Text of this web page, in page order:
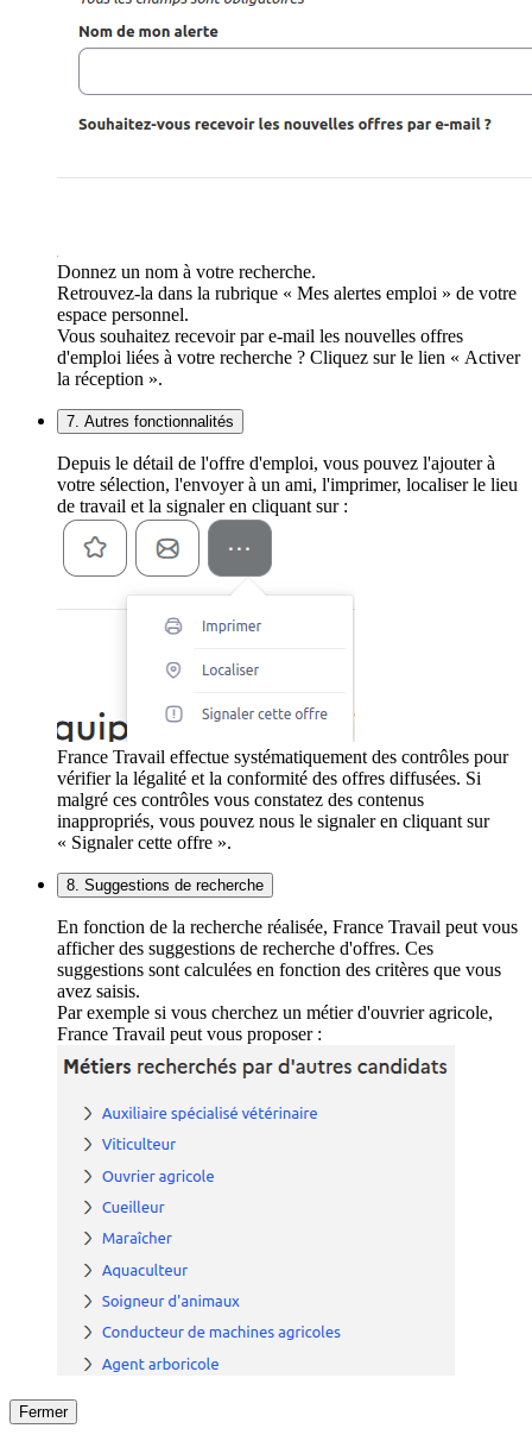
Donnez un nom à votre recherche.
Retrouvez-la dans la rubrique « Mes alertes emploi » de votre
espace personnel.
Vous souhaitez recevoir par e-mail les nouvelles offres
d'emploi liées à votre recherche ? Cliquez sur le lien « Activer
la réception ».
7. Autres fonctionnalités
Depuis le détail de l'offre d'emploi, vous pouvez l'ajouter à
votre sélection, l'envoyer à un ami, l'imprimer, localiser le lieu
de travail et la signaler en cliquant sur :
France Travail effectue systématiquement des contrôles pour
vérifier la légalité et la conformité des offres diffusées. Si
malgré ces contrôles vous constatez des contenus
inappropriés, vous pouvez nous le signaler en cliquant sur
« Signaler cette offre ».
8. Suggestions de recherche
En fonction de la recherche réalisée, France Travail peut vous
afficher des suggestions de recherche d'offres. Ces
suggestions sont calculées en fonction des critères que vous
avez saisis.
Par exemple si vous cherchez un métier d'ouvrier agricole,
France Travail peut vous proposer :
Fermer